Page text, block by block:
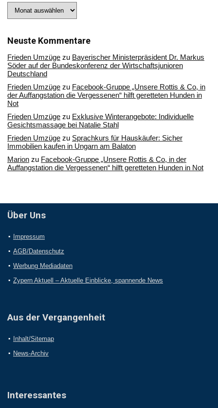
Sie
Archiv
Neuste Kommentare
Frieden Umzüge zu Bayerischer Ministerpräsident Dr. Markus
Söder auf der Bundeskonferenz der Wirtschaftsjunioren
Deutschland
Frieden Umzüge zu Facebook-Gruppe „Unsere Rottis & Co, in
der Auffangstation die Vergessenen“ hilft geretteten Hunden in
Not
Frieden Umzüge zu Exklusive Winterangebote: Individuelle
Gesichtsmassage bei Natalie Stahl
Frieden Umzüge zu Sprachkurs für Hauskäufer: Sicher
Immobilien kaufen in Ungarn am Balaton
Marion zu Facebook-Gruppe „Unsere Rottis & Co, in der
Auffangstation die Vergessenen“ hilft geretteten Hunden in Not
Über Uns
Impressum
AGB/Datenschutz
Werbung Mediadaten
Zypern Aktuell – Aktuelle Einblicke, spannende News
Aus der Vergangenheit
Inhalt/Sitemap
News-Archiv
Interessantes